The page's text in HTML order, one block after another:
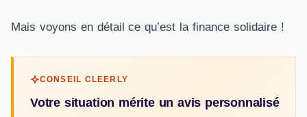
Mais voyons en détail ce qu’est la finance solidaire !
CONSEIL CLEERLY
Votre situation mérite un avis personnalisé